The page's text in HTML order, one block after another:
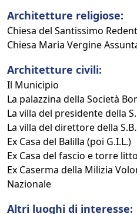
Architetture religiose:
Chiesa del Santissimo
Chiesa Maria Vergine
Architetture civili:
Il Municipio
La palazzina della Società
La villa del presidente della
La villa del direttore della
Ex Casa del Balilla (poi G.I.L.)
Ex Casa del fascio e torre
Ex Caserma della Milizia
Nazionale
Altri luoghi di interesse: